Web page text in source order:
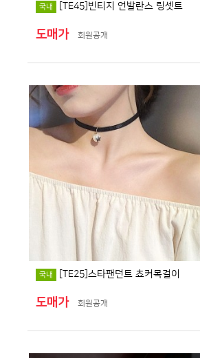
국내 [TE45]빈티지 언발란스 링셋트
도매가 회원공개
국내 [TE25]스타팬던트 쵸커목걸이
도매가 회원공개